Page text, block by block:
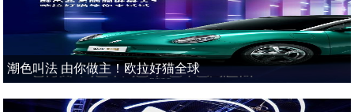
潮色叫法 由你做主！欧拉好猫全球